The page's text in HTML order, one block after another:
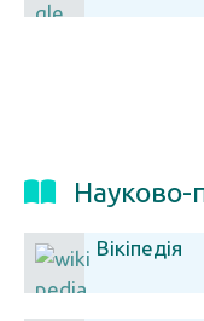
Науково-
Вікіпедія